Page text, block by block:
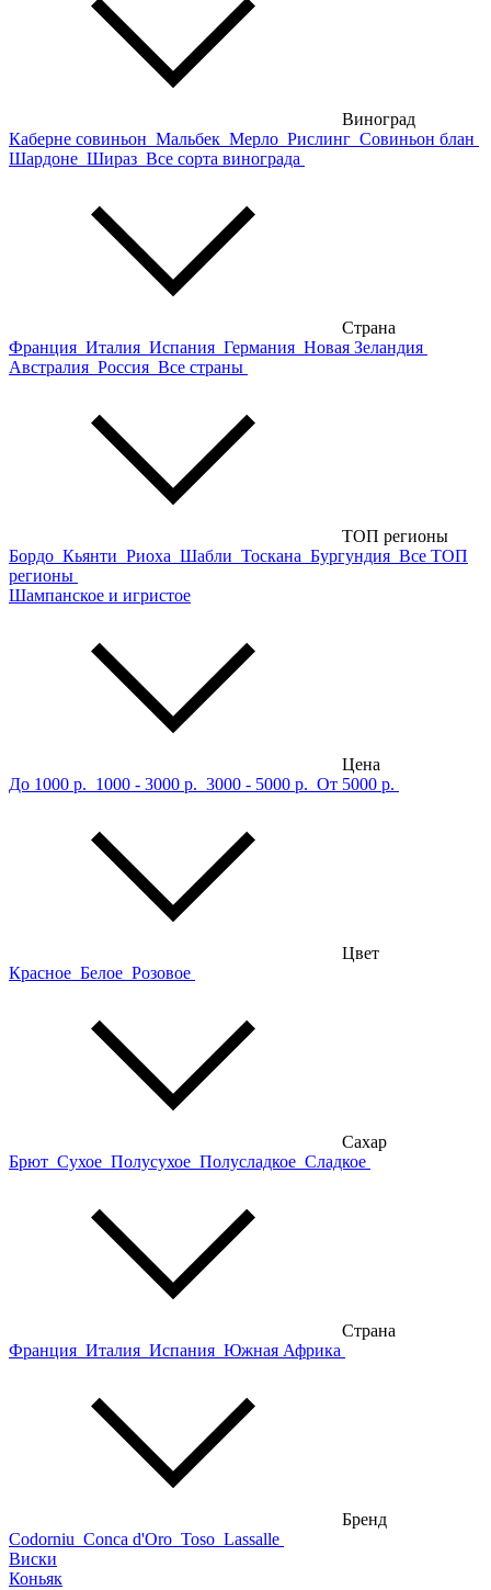
Виноград
Каберне совиньон Мальбек Мерло Рислинг Совиньон блан
Шардоне Шираз Все сорта винограда
Страна
Франция Италия Испания Германия Новая Зеландия
Австралия Россия Все страны
ТОП регионы
Бордо Кьянти Риоха Шабли Тоскана Бургундия Все ТОП
регионы
Шампанское и игристое
Цена
До 1000 р. 1000 - 3000 р. 3000 - 5000 р. От 5000 р.
Цвет
Красное Белое Розовое
Сахар
Брют Сухое Полусухое Полусладкое Сладкое
Страна
Франция Италия Испания Южная Африка
Бренд
Codorniu Conca d'Oro Toso Lassalle
Виски
Коньяк